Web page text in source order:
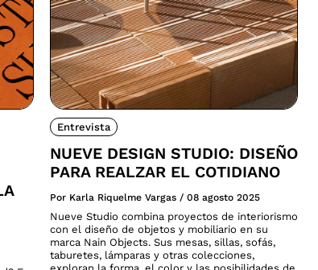
Entrevista
NUEVE DESIGN STUDIO: DISEÑO
PARA REALZAR EL COTIDIANO
Por Karla Riquelme Vargas / 08 agosto 2025
Nueve Studio combina proyectos de interiorismo
con el diseño de objetos y mobiliario en su
marca Nain Objects. Sus mesas, sillas, sofás,
taburetes, lámparas y otras colecciones,